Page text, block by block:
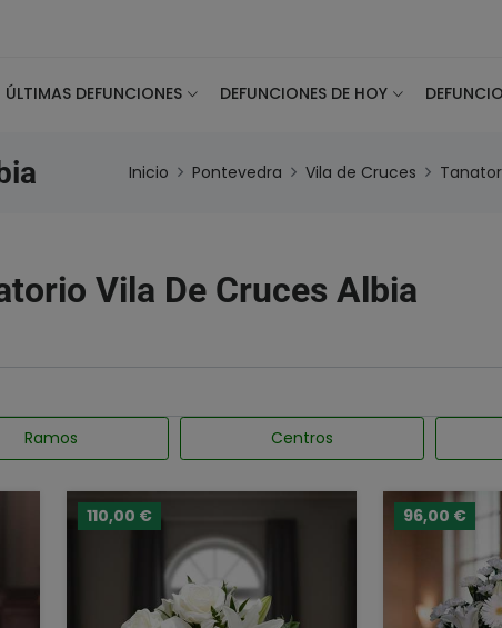
ÚLTIMAS DEFUNCIONES DEFUNCIONES DE HOY
Inicio Pontevedra Vila de Cruces
Vila De Cruces Albia
Ramos Centros
110,00 € 96,00 €